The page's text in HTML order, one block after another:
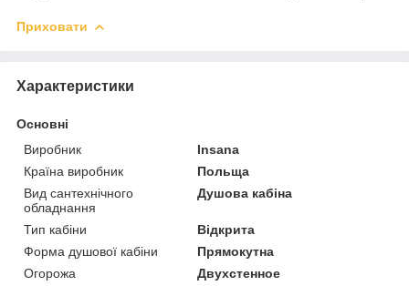
Приховати
Характеристики
Основні
Виробник
Insana
Країна виробник
Польща
Вид сантехнічного
обладнання
Душова кабіна
Тип кабіни
Відкрита
Форма душової кабіни
Прямокутна
Огорожа
Двухстенное